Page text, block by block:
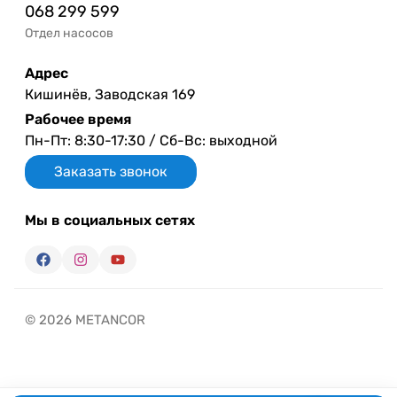
068 299 599
Отдел насосов
Адрес
Кишинёв, Заводская 169
Рабочее время
Пн-Пт: 8:30-17:30 / Сб-Вс: выходной
Заказать звонок
Мы в социальных сетях
© 2026 METANCOR